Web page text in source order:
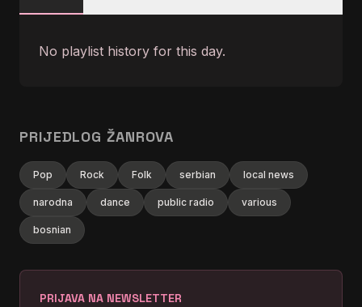
No playlist history for this day.
PRIJEDLOG ŽANROVA
Pop Rock Folk serbian local news
narodna dance public radio various
bosnian
PRIJAVA NA NEWSLETTER